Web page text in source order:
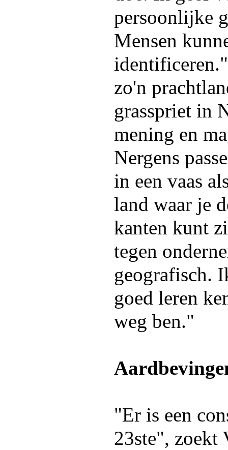
persoonlijke
Mensen
zo'n
grasspriet in
mening en
Nergens
in een vaas
land waar je
kanten kunt
tegen
geografisch.
goed leren
weg ben."
"Er is een
23ste", zoekt